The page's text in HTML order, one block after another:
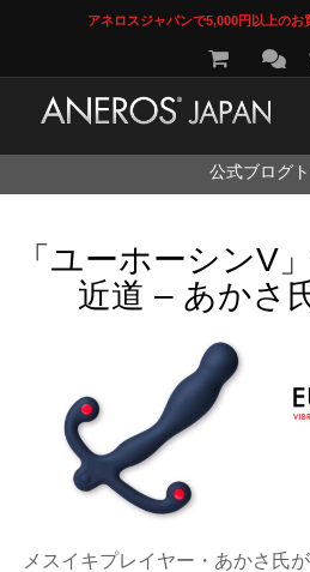
アネロスジャパンで5,000円以上のお
公式ブログ
「ユーホーシンV
近道 – あかさ
メスイキプレイヤー・あかさ氏